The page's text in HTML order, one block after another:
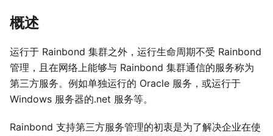
概述
运行于 Rainbond 集群之外，运行生命周期不受 Rainbond
管理，且在网络上能够与 Rainbond 集群通信的服务称为
第三方服务。例如单独运行的 Oracle 服务，或运行于
Windows 服务器的.net 服务等。
Rainbond 支持第三方服务管理的初衷是为了解决企业在使